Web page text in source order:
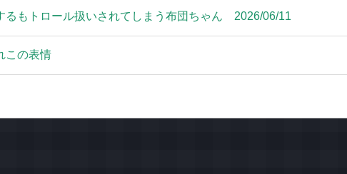
るもトロール扱いされてしまう布団ちゃん 2026/06/11
この表情